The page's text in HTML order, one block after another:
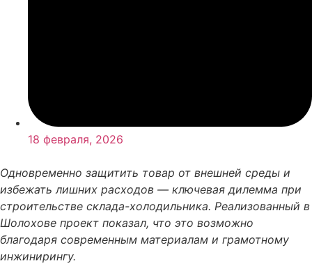
18 февраля, 2026
Одновременно защитить товар от внешней среды и
избежать лишних расходов — ключевая дилемма при
строительстве склада-холодильника. Реализованный в
Шолохове проект показал, что это возможно
благодаря современным материалам и грамотному
инжинирингу.